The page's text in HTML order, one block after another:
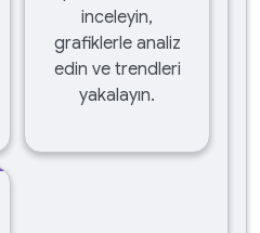
inceleyin,
grafiklerle analiz
edin ve trendleri
yakalayın.